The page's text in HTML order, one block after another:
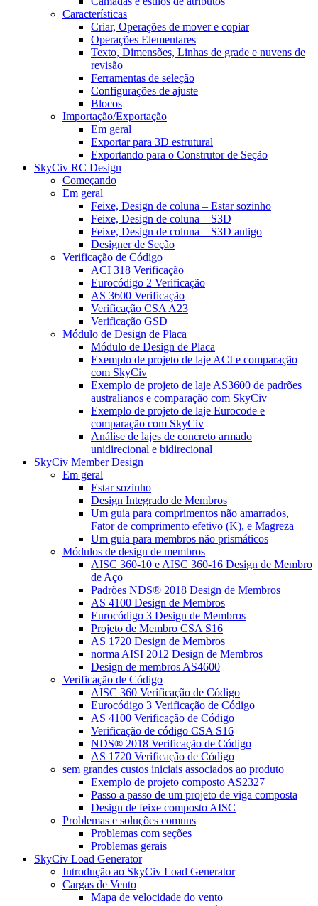
Características
Criar, Operações de mover e copiar
Operações Elementares
Texto, Dimensões, Linhas de grade e nuvens de
revisão
Ferramentas de seleção
Configurações de ajuste
Blocos
Importação/Exportação
Em geral
Exportar para 3D estrutural
Exportando para o Construtor de Seção
SkyCiv RC Design
Começando
Em geral
Feixe, Design de coluna – Estar sozinho
Feixe, Design de coluna – S3D
Feixe, Design de coluna – S3D antigo
Designer de Seção
Verificação de Código
ACI 318 Verificação
Eurocódigo 2 Verificação
AS 3600 Verificação
Verificação CSA A23
Verificação GSD
Módulo de Design de Placa
Módulo de Design de Placa
Exemplo de projeto de laje ACI e comparação
com SkyCiv
Exemplo de projeto de laje AS3600 de padrões
australianos e comparação com SkyCiv
Exemplo de projeto de laje Eurocode e
comparação com SkyCiv
Análise de lajes de concreto armado
unidirecional e bidirecional
SkyCiv Member Design
Em geral
Estar sozinho
Design Integrado de Membros
Um guia para comprimentos não amarrados,
Fator de comprimento efetivo (K), e Magreza
Um guia para membros não prismáticos
Módulos de design de membros
AISC 360-10 e AISC 360-16 Design de Membro
de Aço
Padrões NDS® 2018 Design de Membros
AS 4100 Design de Membros
Eurocódigo 3 Design de Membros
Projeto de Membro CSA S16
AS 1720 Design de Membros
norma AISI 2012 Design de Membros
Design de membros AS4600
Verificação de Código
AISC 360 Verificação de Código
Eurocódigo 3 Verificação de Código
AS 4100 Verificação de Código
Verificação de código CSA S16
NDS® 2018 Verificação de Código
AS 1720 Verificação de Código
sem grandes custos iniciais associados ao produto
Exemplo de projeto composto AS2327
Passo a passo de um projeto de viga composta
Design de feixe composto AISC
Problemas e soluções comuns
Problemas com seções
Problemas gerais
SkyCiv Load Generator
Introdução ao SkyCiv Load Generator
Cargas de Vento
Mapa de velocidade do vento